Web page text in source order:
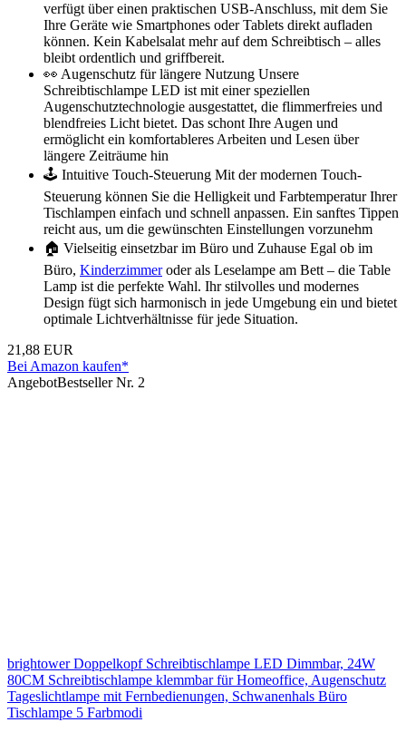
verfügt über einen praktischen USB-Anschluss, mit dem Sie
Ihre Geräte wie Smartphones oder Tablets direkt aufladen
können. Kein Kabelsalat mehr auf dem Schreibtisch – alles
bleibt ordentlich und griffbereit.
👀 Augenschutz für längere Nutzung Unsere
Schreibtischlampe LED ist mit einer speziellen
Augenschutztechnologie ausgestattet, die flimmerfreies und
blendfreies Licht bietet. Das schont Ihre Augen und
ermöglicht ein komfortableres Arbeiten und Lesen über
längere Zeiträume hin
🕹️ Intuitive Touch-Steuerung Mit der modernen Touch-
Steuerung können Sie die Helligkeit und Farbtemperatur Ihrer
Tischlampen einfach und schnell anpassen. Ein sanftes Tippen
reicht aus, um die gewünschten Einstellungen vorzunehm
🏠 Vielseitig einsetzbar im Büro und Zuhause Egal ob im
Büro, Kinderzimmeroder als Leselampe am Bett – die Table
Lamp ist die perfekte Wahl. Ihr stilvolles und modernes
Design fügt sich harmonisch in jede Umgebung ein und bietet
optimale Lichtverhältnisse für jede Situation.
21,88 EUR
Bei Amazon kaufen*
AngebotBestseller Nr. 2
brightower Doppelkopf Schreibtischlampe LED Dimmbar, 24W
80CM Schreibtischlampe klemmbar für Homeoffice, Augenschutz
Tageslichtlampe mit Fernbedienungen, Schwanenhals Büro
Tischlampe 5 Farbmodi